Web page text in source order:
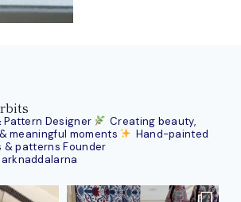
Pattern Designer
Creating beauty,
meaningful moments
Hand-painted
& patterns Founder